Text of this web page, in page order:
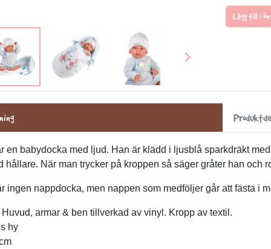

Lägg till i
en babydocka med ljud. Han är klädd i ljusblå sparkdräkt
hållare. När man trycker på kroppen så säger gråter han och
ingen nappdocka, men nappen som medföljer går att fästa i
Huvud, armar & ben tillverkad av vinyl. Kropp av textil.
hy